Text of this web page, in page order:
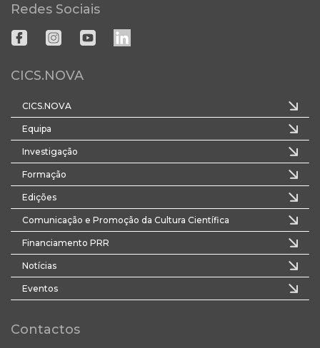
Redes Sociais
CICS.NOVA
CICS.NOVA
Equipa
Investigação
Formação
Edições
Comunicação e Promoção da Cultura Científica
Financiamento PRR
Notícias
Eventos
Contactos